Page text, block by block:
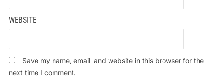
WEBSITE
Save my name, email, and website in this browser for the
next time I comment.